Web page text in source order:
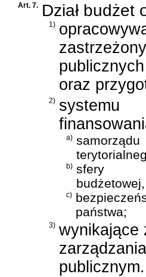
Art. 7. Dział budżet
1)
oraz
2) systemu
a) samorządu
b) sfery
budżetowej,
c)
państwa;
3) wynikające
publicznym.